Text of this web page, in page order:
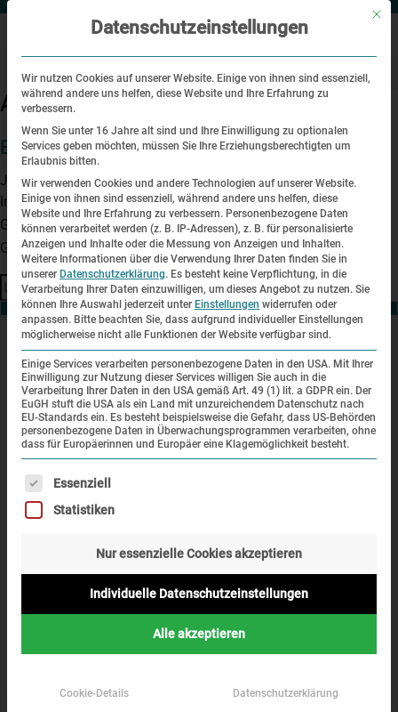
Archive
Bundesweites Gedenkstättenseminar 2015
Juni 18, 2015 10:00 a.m.
Im Max Mannheimer Studienzentrum und in der KZ-
Gedenkstätte Dachau findet das 61. Bundesweite
Gedenkstättenseminar statt.
Suchen
Kontakt
KZ-Gedenkstätte Dachau
Alte Römerstraße 75
85221 Dachau
+49 (0) 8131 - 66997 - 0
info@kz-gedenkstaette-dachau.de
Newsletter
Informieren Sie sich über aktuelle Veranstaltungen und
neue Projekte der KZ-Gedenkstätte Dachau.
Mit
Datenschutzeinstellungen
Wir nutzen Cookies auf unserer Website. Einige von ihnen sind essenziell,
während andere uns helfen, diese Website und Ihre Erfahrung zu
verbessern.
Wenn Sie unter 16 Jahre alt sind und Ihre Einwilligung zu optionalen
Services geben möchten, müssen Sie Ihre Erziehungsberechtigten um
Erlaubnis bitten.
Wir verwenden Cookies und andere Technologien auf unserer Website.
Einige von ihnen sind essenziell, während andere uns helfen, diese
Website und Ihre Erfahrung zu verbessern. Personenbezogene Daten
können verarbeitet werden (z. B. IP-Adressen), z. B. für personalisierte
Anzeigen und Inhalte oder die Messung von Anzeigen und Inhalten.
Weitere Informationen über die Verwendung Ihrer Daten finden Sie in
unserer Datenschutzerklärung. Es besteht keine Verpflichtung, in die
Verarbeitung Ihrer Daten einzuwilligen, um dieses Angebot zu nutzen. Sie
können Ihre Auswahl jederzeit unter Einstellungen widerrufen oder
anpassen. Bitte beachten Sie, dass aufgrund individueller Einstellungen
möglicherweise nicht alle Funktionen der Website verfügbar sind.
Einige Services verarbeiten personenbezogene Daten in den USA. Mit Ihrer
Einwilligung zur Nutzung dieser Services willigen Sie auch in die
Verarbeitung Ihrer Daten in den USA gemäß Art. 49 (1) lit. a GDPR ein. Der
EuGH stuft die USA als ein Land mit unzureichendem Datenschutz nach
EU-Standards ein. Es besteht beispielsweise die Gefahr, dass US-Behörden
personenbezogene Daten in Überwachungsprogrammen verarbeiten, ohne
dass für Europäerinnen und Europäer eine Klagemöglichkeit besteht.
Es folgt eine Liste der Service-Gruppen, für die eine
Essenziell
Statistiken
Nur essenzielle Cookies akzeptieren
Individuelle Datenschutzeinstellungen
Alle akzeptieren
Cookie-Details Datenschutzerklärung